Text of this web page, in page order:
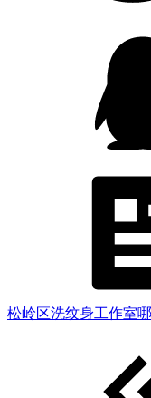
松岭区洗纹身工作室